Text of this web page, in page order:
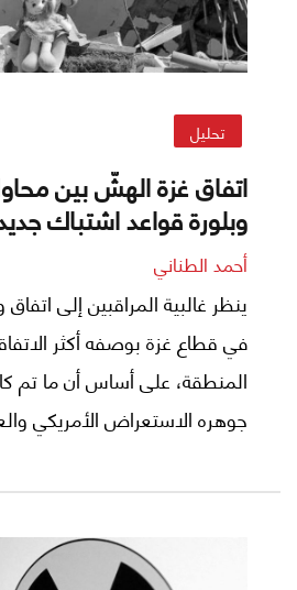
تحليل
اتفاق غزة الهشّ بين
وبلورة قواعد اشتباك
أحمد الطناني
ينظر غالبية المراقبين إلى
في قطاع غزة بوصفه أكثر
المنطقة، على أساس أن ما تم
جوهره الاستعراض الأمريكي
الحقيقي والمغلق.